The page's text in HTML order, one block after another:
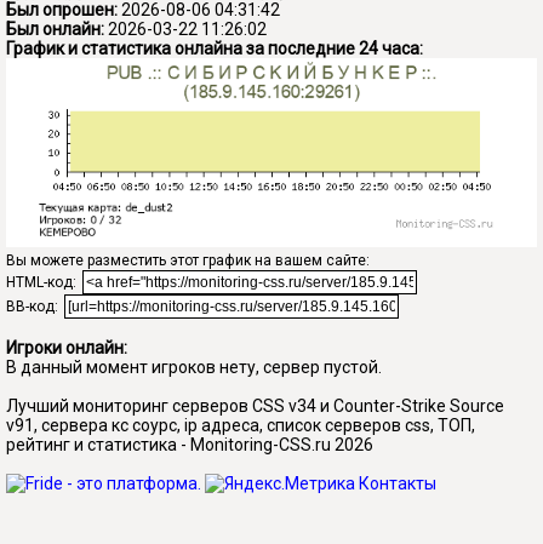
Был опрошен:2026-08-06 04:31:42
Был онлайн:2026-03-22 11:26:02
График и статистика онлайна за последние 24 часа:
Вы можете разместить этот график на вашем сайте:
HTML-код:
BB-код:
Игроки онлайн:
В данный момент игроков нету, сервер пустой.
Лучший мониторинг серверов CSS v34 и Counter-Strike Source
v91, сервера кс соурс, ip адреса, список серверов css, ТОП,
рейтинг и статистика - Monitoring-CSS.ru 2026
Контакты